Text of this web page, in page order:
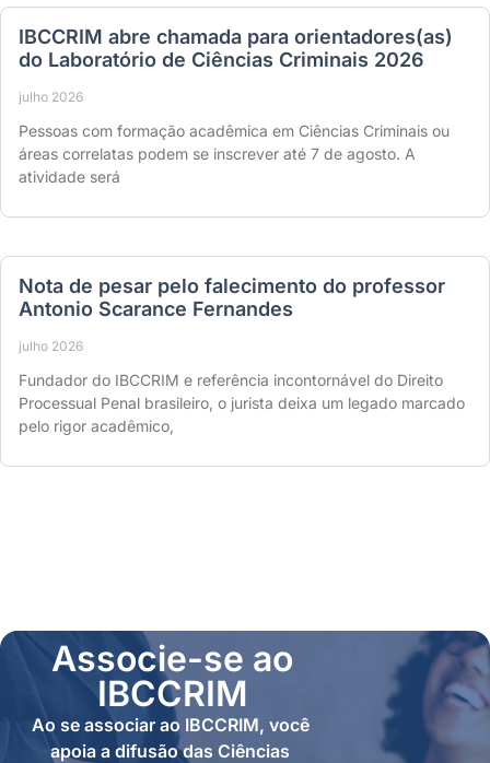
IBCCRIM abre chamada para orientadores(as)
do Laboratório de Ciências Criminais 2026
julho 2026
Pessoas com formação acadêmica em Ciências Criminais ou
áreas correlatas podem se inscrever até 7 de agosto. A
atividade será
Nota de pesar pelo falecimento do professor
Antonio Scarance Fernandes
julho 2026
Fundador do IBCCRIM e referência incontornável do Direito
Processual Penal brasileiro, o jurista deixa um legado marcado
pelo rigor acadêmico,
Associe-se ao
IBCCRIM
Ao se associar ao IBCCRIM, você
apoia a difusão das Ciências